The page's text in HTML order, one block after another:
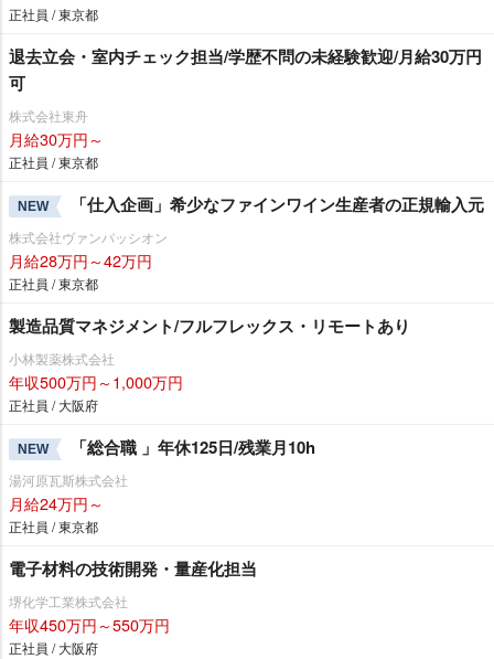
正社員 / 東京都
退去立会・室内チェック担当/学歴不問の未経験歓迎/月給30万円
可
株式会社東舟
月給30万円～
正社員 / 東京都
NEW 「仕入企画」希少なファインワイン生産者の正規輸入元
株式会社ヴァンパッシオン
月給28万円～42万円
正社員 / 東京都
製造品質マネジメント/フルフレックス・リモートあり
小林製薬株式会社
年収500万円～1,000万円
正社員 / 大阪府
NEW 「総合職 」年休125日/残業月10h
湯河原瓦斯株式会社
月給24万円～
正社員 / 東京都
電子材料の技術開発・量産化担当
堺化学工業株式会社
年収450万円～550万円
正社員 / 大阪府